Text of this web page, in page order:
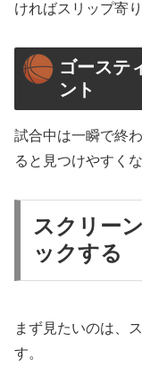
ければスリップ寄
ゴーステ
ント
試合中は一瞬で終
ると見つけやすくな
スクリー
ックする
まず見たいのは、
す。